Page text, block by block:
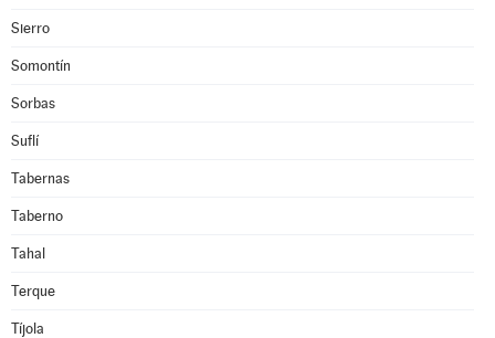
Sierro
Somontín
Sorbas
Suflí
Tabernas
Taberno
Tahal
Terque
Tíjola